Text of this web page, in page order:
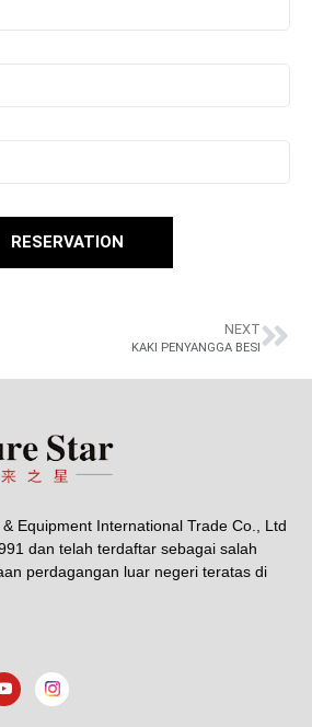
RESERVATION
NEXT
KAKI PENYANGGA BESI
Equipment International Trade Co., Ltd
dan telah terdaftar sebagai salah
perdagangan luar negeri teratas di